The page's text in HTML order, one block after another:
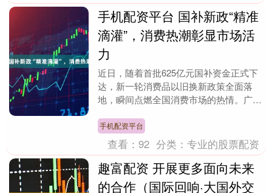
手机配资平台 国补新政“精准
滴灌”，消费热潮彰显市场活
力
近日，随着首批625亿元国补资金正式下
达，新一轮消费品以旧换新政策全面落
地，瞬间点燃全国消费市场的热情。广州
小时内收到政策红....
手机配资平台
查看：92 分类：专业的股票配资
趣富配资 开展更多面向未来
的合作（国际回响·大国外交